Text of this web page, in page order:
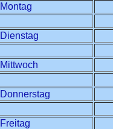
Montag
Dienstag
Mittwoch
Donnerstag
Freitag